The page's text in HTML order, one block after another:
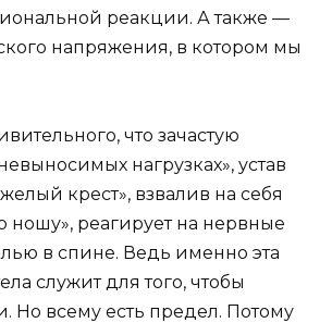
реакции. А также —
напряжения, в котором мы
что зачастую
нагрузках», устав
крест», взвалив на себя
реагирует на нервные
в спине. Ведь именно эта
служит для того, чтобы
Но всему есть предел. Потому